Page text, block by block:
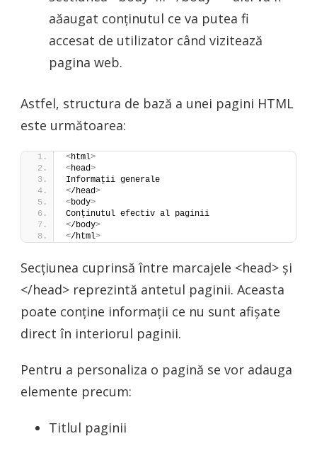
aăaugat conținutul ce va putea fi
accesat de utilizator când vizitează
pagina web.
Astfel, structura de bază a unei pagini HTML
este următoarea:
<html>
<head>
Informaţii generale
</head>
<body>
Conţinutul efectiv al paginii
</body>
</html>
Secțiunea cuprinsă între marcajele <head> și
</head> reprezintă antetul paginii. Aceasta
poate conține informații ce nu sunt afișate
direct în interiorul paginii.
Pentru a personaliza o pagină se vor adauga
elemente precum:
Titlul paginii